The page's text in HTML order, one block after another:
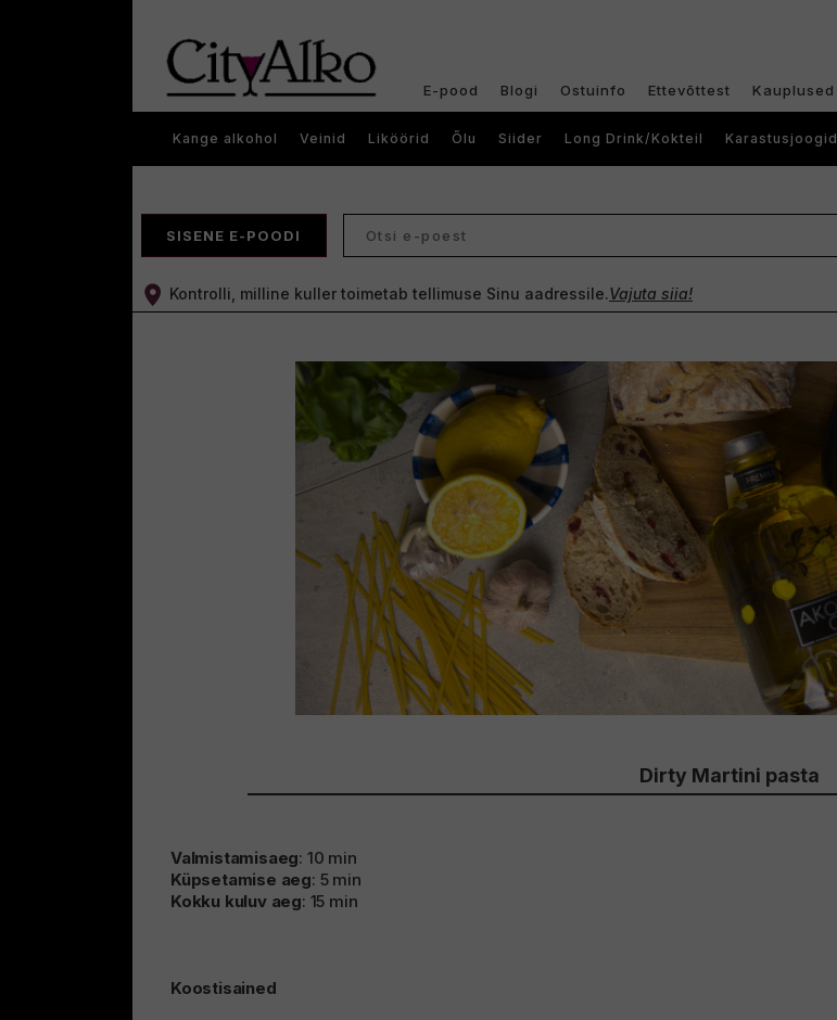
E-pood Blogi Ostuinfo Ettevõttest Kauplused
Kange alkohol Veinid Liköörid Õlu Siider Long Drink/Kokteil Karastusjoogid
SISENE E-POODI
Kontrolli, milline kuller toimetab tellimuse Sinu aadressile.Vajuta siia!
Dirty Martini pasta
Valmistamisaeg: 10 min
Küpsetamise aeg: 5 min
Kokku kuluv aeg: 15 min
Koostisained